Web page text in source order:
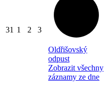
31 1 2 3
Oldřišovský
odpust
Zobrazit všechny
záznamy ze dne